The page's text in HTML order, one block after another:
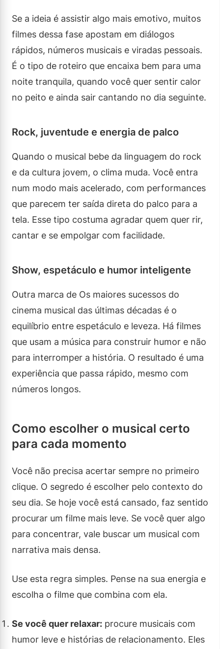
Se a ideia é assistir algo mais emotivo, muitos
filmes dessa fase apostam em diálogos
rápidos, números musicais e viradas pessoais.
É o tipo de roteiro que encaixa bem para uma
noite tranquila, quando você quer sentir calor
no peito e ainda sair cantando no dia seguinte.
Rock, juventude e energia de palco
Quando o musical bebe da linguagem do rock
e da cultura jovem, o clima muda. Você entra
num modo mais acelerado, com performances
que parecem ter saída direta do palco para a
tela. Esse tipo costuma agradar quem quer rir,
cantar e se empolgar com facilidade.
Show, espetáculo e humor inteligente
Outra marca de Os maiores sucessos do
cinema musical das últimas décadas é o
equilíbrio entre espetáculo e leveza. Há filmes
que usam a música para construir humor e não
para interromper a história. O resultado é uma
experiência que passa rápido, mesmo com
números longos.
Como escolher o musical certo
para cada momento
Você não precisa acertar sempre no primeiro
clique. O segredo é escolher pelo contexto do
seu dia. Se hoje você está cansado, faz sentido
procurar um filme mais leve. Se você quer algo
para concentrar, vale buscar um musical com
narrativa mais densa.
Use esta regra simples. Pense na sua energia e
escolha o filme que combina com ela.
Se você quer relaxar: procure musicais com
humor leve e histórias de relacionamento. Eles